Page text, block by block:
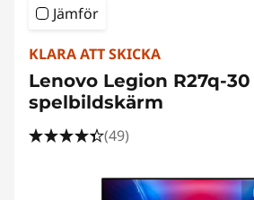
Jämför
KLARA ATT SKICKA
Lenovo Legion R27q-
spelbildskärm
(49)